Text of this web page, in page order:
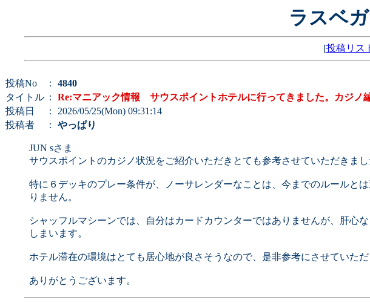
ラスベ
[投稿リス
投稿No ： 4840
タイトル ： Re:マニアック情報 サウスポイントホテルに行ってきました。カジノ
投稿日
： 2026/05/25(Mon) 09:31:14
投稿者
： やっぱり
JUN sさま
サウスポイントのカジノ状況をご紹介いただきとても参考させていただきまし
特に６デッキのプレー条件が、ノーサレンダーなことは、今までのルールと
りません。
シャッフルマシーンでは、自分はカードカウンターではありませんが、肝心
しまいます。
ホテル滞在の環境はとても居心地が良さそうなので、是非参考にさせていただ
ありがとうございます。